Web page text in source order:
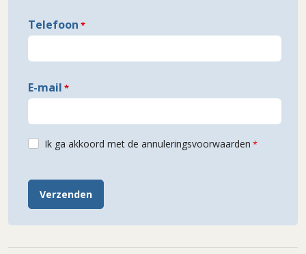
Telefoon
E-mail
Ik ga akkoord met de annuleringsvoorwaarden
Verzenden